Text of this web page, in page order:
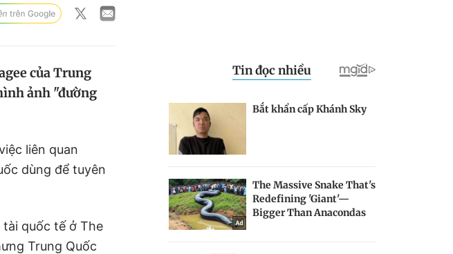
của Trung
ảnh "đường
liên quan
dùng để tuyên
quốc tế ở The
Trung Quốc